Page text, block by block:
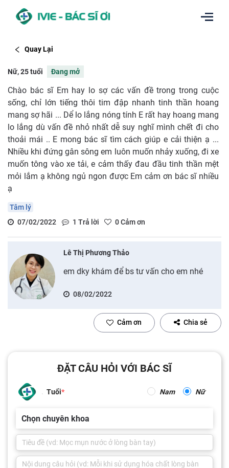
Quay Lại
Nữ, 25 tuổi Đang mở
Chào bác sĩ Em hay lo sợ các vấn đề trong trong cuộc
sống, chỉ lớn tiếng thôi tim đập nhanh tinh thần hoang
mang sợ hãi ... Dể lo lắng nóng tính E rất hay hoang mang
lo lắng dù vấn đề nhỏ nhất dễ suy nghĩ mình chết đi cho
thoải mái .. E mong bác sĩ tìm cách giúp e cải thiện ạ ...
Nhiều khi đứng gân sông em luôn muốn nhảy xuống, đi xe
muốn tông vào xe tải, e cảm thấy đau đầu tinh thần mệt
mỏi lắm ạ không ngủ ngon được Em cảm ơn bác sĩ nhiều
ạ
Tâm lý
07/02/2022
1 Trả lời 0Cảm ơn
Lê Thị Phương Thảo
em dky khám để bs tư vấn cho em nhé
08/02/2022
Cảm ơn Chia sẻ
ĐẶT CÂU HỎI VỚI BÁC SĨ
Tuổi Nam Nữ
Chọn chuyên khoa